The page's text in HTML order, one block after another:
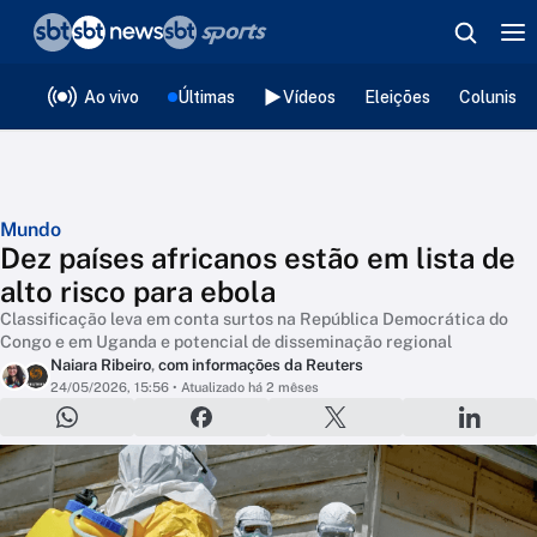
Ao vivo Últimas Vídeos Eleições
Mundo
Dez países africanos estão em lista de
alto risco para ebola
Classificação leva em conta surtos na República Democrática do
Congo e em Uganda e potencial de disseminação regional
Naiara Ribeiro, com informações da Reuters
24/05/2026, 15:56 • Atualizado há 2 mêses
❮voltar
Editorias